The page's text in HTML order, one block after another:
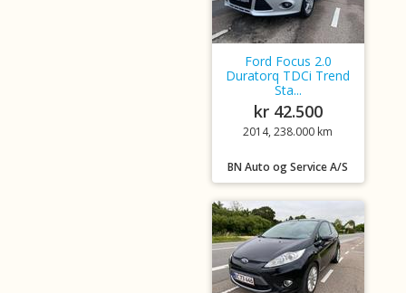
Ford Focus 2.0
Duratorq TDCi Trend
Sta...
kr 42.500
2014, 238.000 km
BN Auto og Service A/S